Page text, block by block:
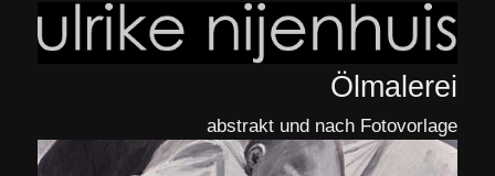
Ölmalerei
abstrakt und nach Fotovorlage